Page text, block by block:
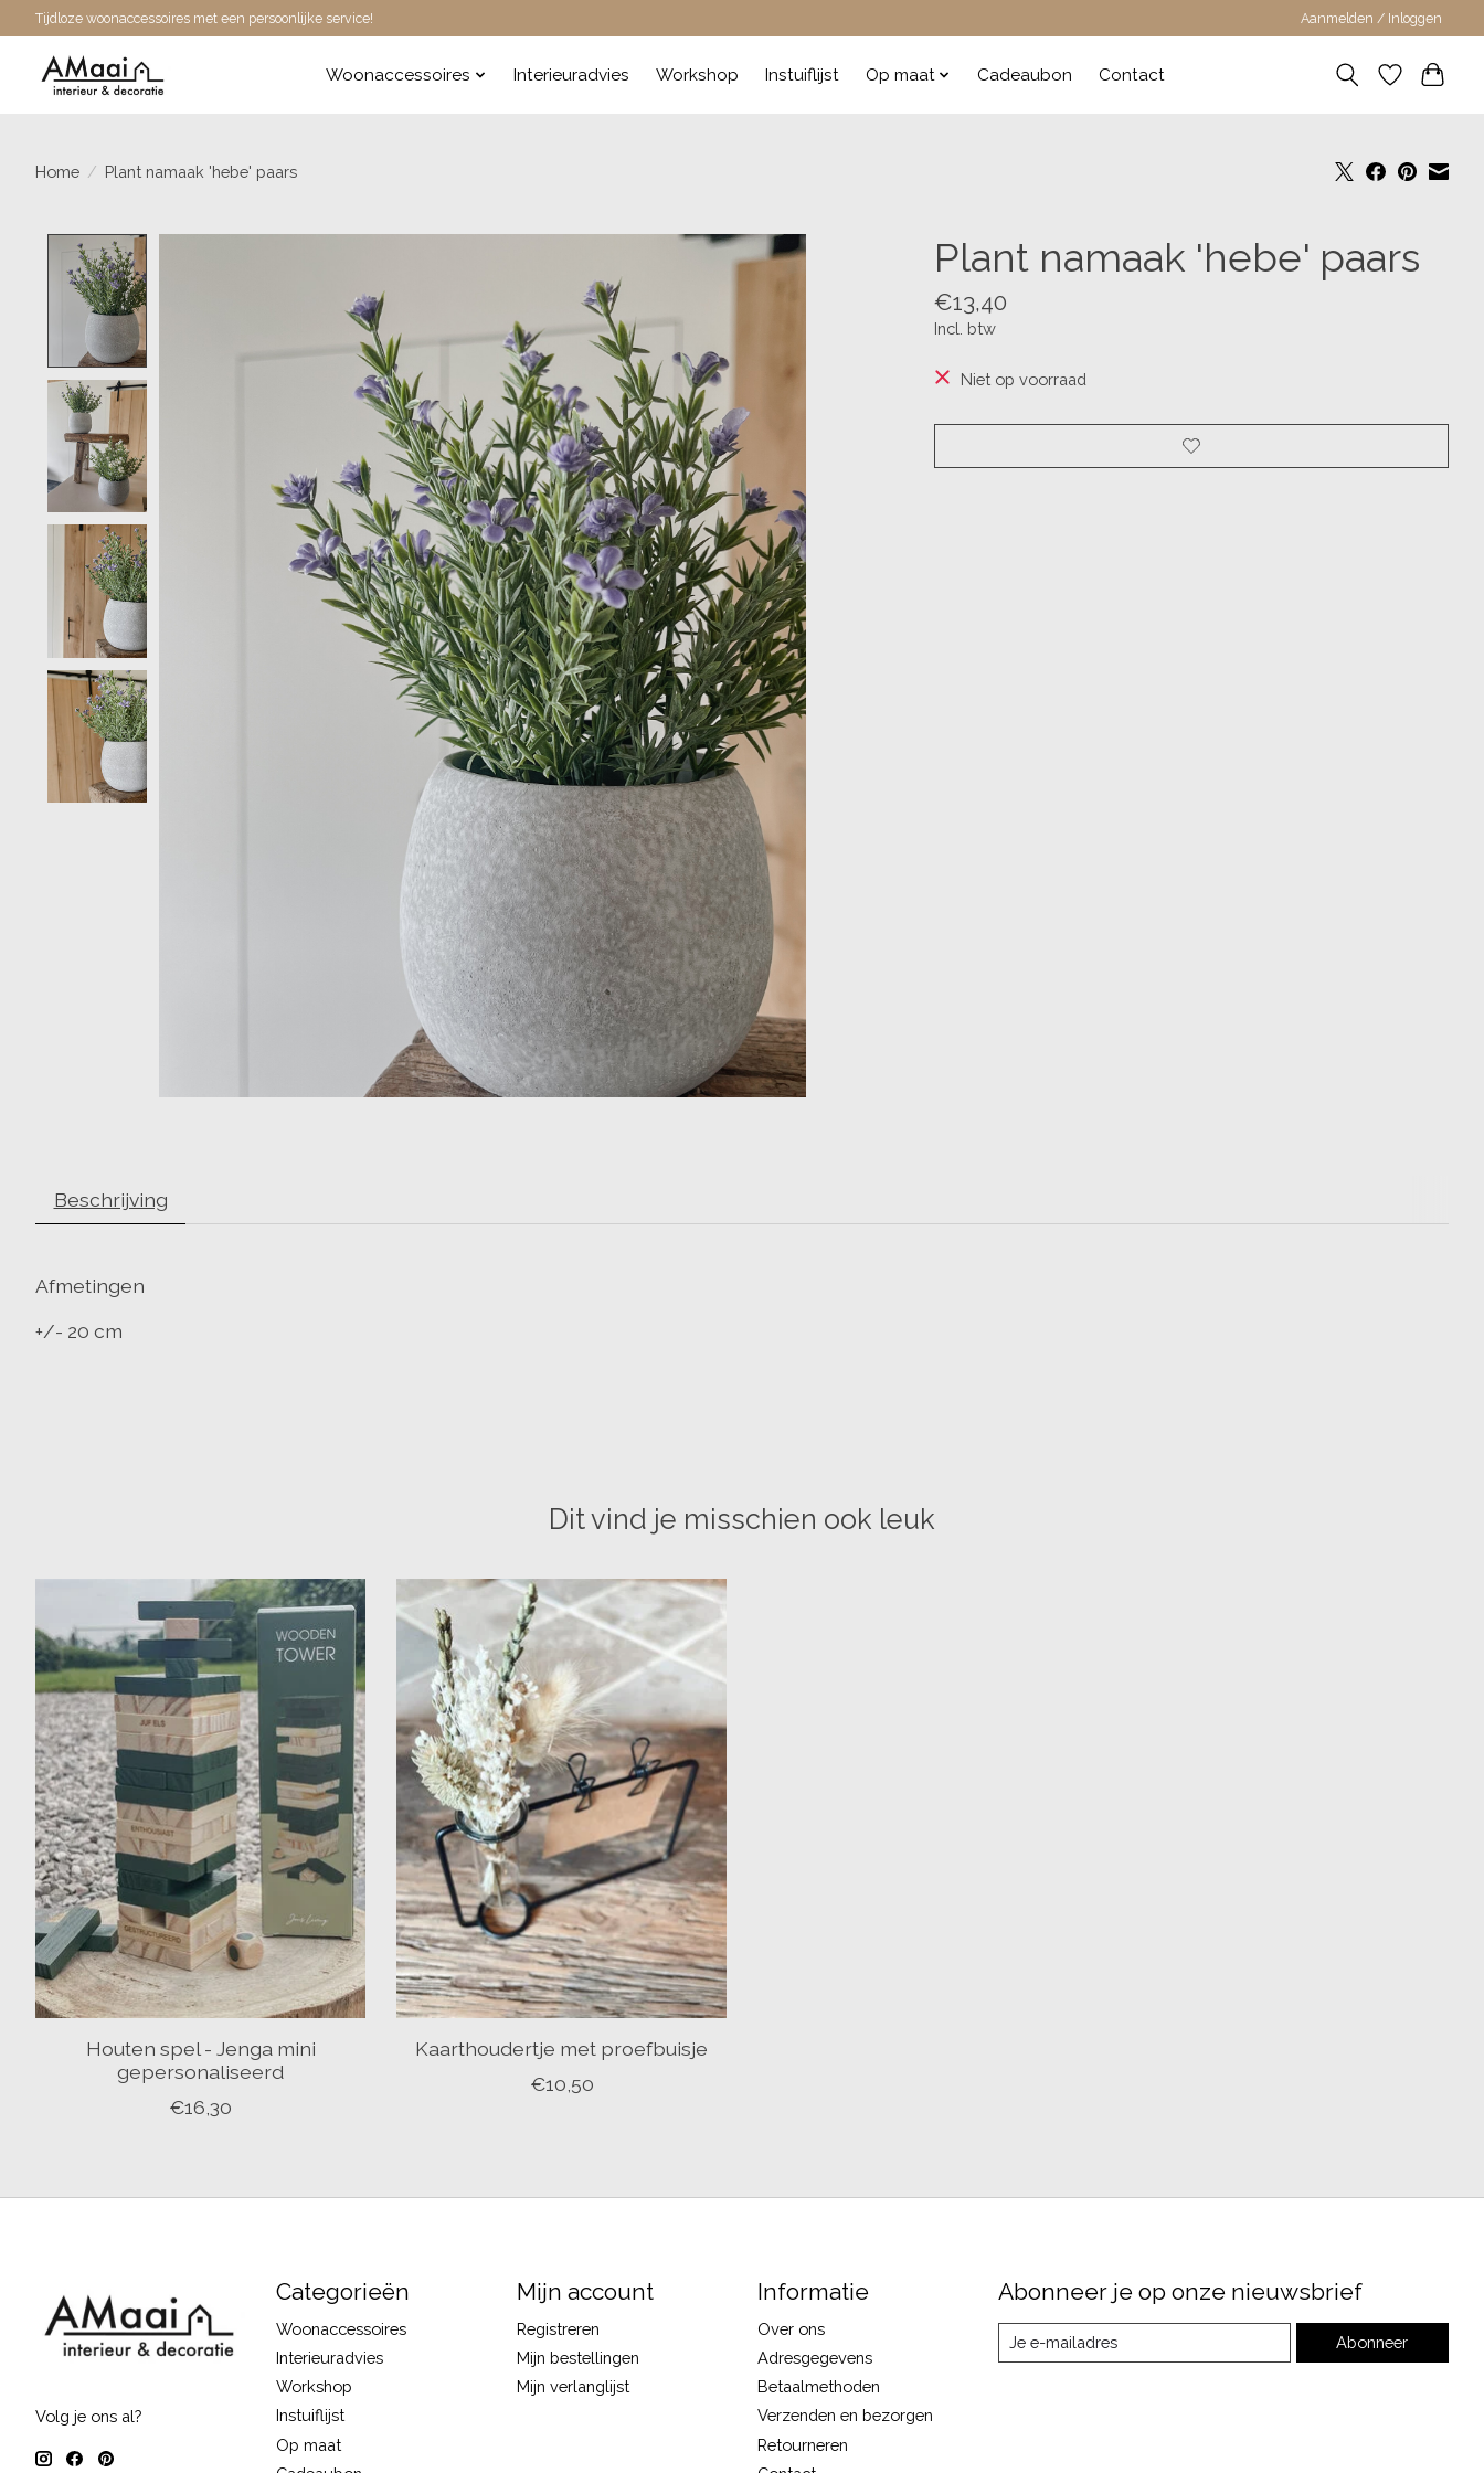
Tijdloze woonaccessoires met een persoonlijke service! Aanmelden / Inloggen
Woonaccessoires Interieuradvies Workshop Instuiflijst Op maat Cadeaubon Contact
Home / Plant namaak 'hebe' paars
Plant namaak 'hebe' paars
€13,40
Incl. btw
Niet op voorraad
Beschrijving
Afmetingen
+/- 20 cm
Dit vind je misschien ook leuk
Items van productcarrousel
Houten spel - Jenga mini
gepersonaliseerd
€16,30
Kaarthoudertje met proefbuisje
€10,50
Volg je ons al?
Categorieën
Woonaccessoires
Interieuradvies
Workshop
Instuiflijst
Op maat
Mijn account
Registreren
Mijn bestellingen
Mijn verlanglijst
Informatie
Over ons
Adresgegevens
Betaalmethoden
Verzenden en bezorgen
Retourneren
Abonneer je op onze nieuwsbrief
Abonneer